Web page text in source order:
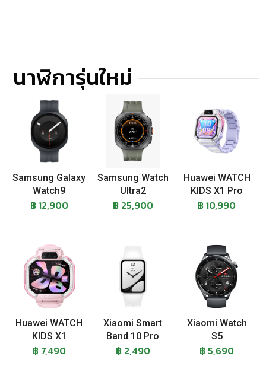
นาฬิการุ่นใหม่
Samsung Galaxy
Watch9
฿ 12,900
Samsung Watch
Ultra2
฿ 25,900
Huawei WATCH
KIDS X1 Pro
฿ 10,990
Huawei WATCH
KIDS X1
฿ 7,490
Xiaomi Smart
Band 10 Pro
฿ 2,490
Xiaomi Watch
S5
฿ 5,690